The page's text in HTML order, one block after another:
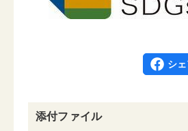
シ
添付ファイル